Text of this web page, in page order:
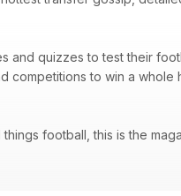
and quizzes to test their
competitions to win a whole
football, this is the